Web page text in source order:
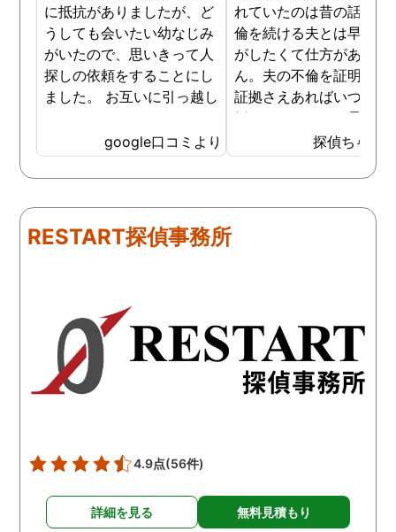
に抵抗がありましたが、ど
うしても会いたい幼なじみ
がいたので、思いきって人
探しの依頼をすることにし
ました。 お互いに引っ越し
いる情報も少なかったの
で、難しいかなと思ってい
たのですが、見事に探して
ました。うれしくてお互い
に涙の再会でした。 対応し
玉総合情報事務所さんに依
頼させていただき本当に良
かったです。
google口コミより
れていたのは昔の話で、
倫を続ける夫とは早く離
がしたくて仕方がありま
ん。夫の不倫を証明でき
証拠さえあればいつでも
婚ができるのにと愚痴を
ぼしていると、姉が探偵
不倫の証拠集めを依頼し
くれました。探偵事務所
にも関わらず、相談員の
明な点が全くないほどし
かりと説明をしてくれま
た。調査では夫が不倫相
の自宅に頻繁に訪れる様
務所に関しても調べてく
ていて、周りの人たちの
探偵ちゃん
RESTART探偵事務所
4.9点(56件)
詳細を見る 無料見積もり